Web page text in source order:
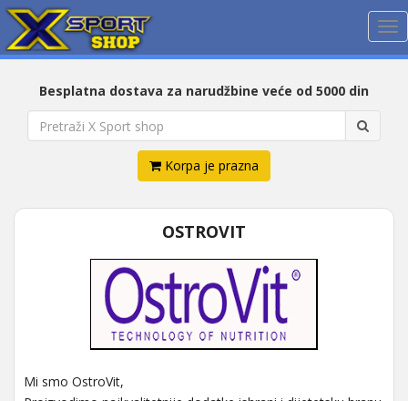
Besplatna dostava za narudžbine veće od 5000 din
Korpa je prazna
OSTROVIT
Mi smo OstroVit,